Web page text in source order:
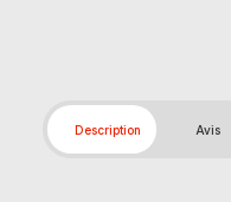
Description Avis